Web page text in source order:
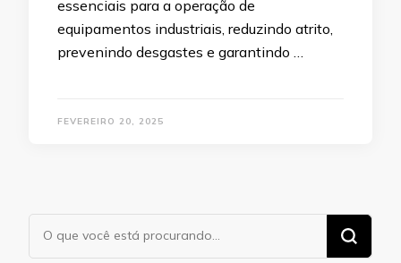
essenciais para a operação de
equipamentos industriais, reduzindo atrito,
prevenindo desgastes e garantindo …
FEVEREIRO 20, 2025
Procurando
algo?